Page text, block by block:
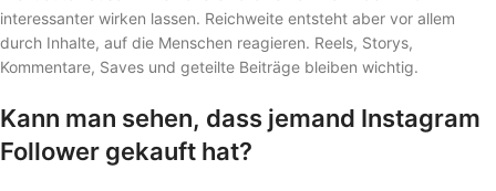
interessanter wirken lassen. Reichweite entsteht aber vor allem
durch Inhalte, auf die Menschen reagieren. Reels, Storys,
Kommentare, Saves und geteilte Beiträge bleiben wichtig.
Kann man sehen, dass jemand Instagram
Follower gekauft hat?